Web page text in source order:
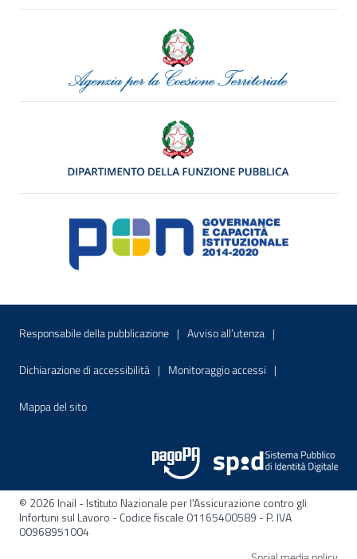
Menu di servizio
Responsabile della pubblicazione Sito interno - Apre in una nuova
Avviso all’utenza Sito interno -
Dichiarazione di accessibilità Sito interno - Apre in una nuova finestra
Monitoraggio accessi Sito interno -
Mappa del sitoSito interno - Apre nella stessa finestra
© 2026 Inail - Istituto Nazionale per l'Assicurazione contro gli
Infortuni sul Lavoro - Codice fiscale 01165400589 - P. IVA
00968951004